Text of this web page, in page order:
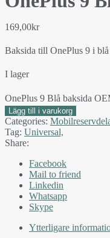
169,00kr
Baksida till OnePlus 9 i
I lager
OnePlus 9 Blå baksida
Lägg till i varukorg
Categories:
Tag: Universal,
Share:
Facebook
Mail to friend
Linkedin
Whatsapp
Skype
Ytterligare